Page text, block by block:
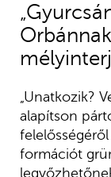
„Unatkozik?
alapítson
formációt